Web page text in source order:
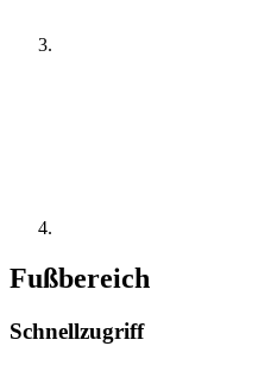
Fußbereich
Schnellzugriff